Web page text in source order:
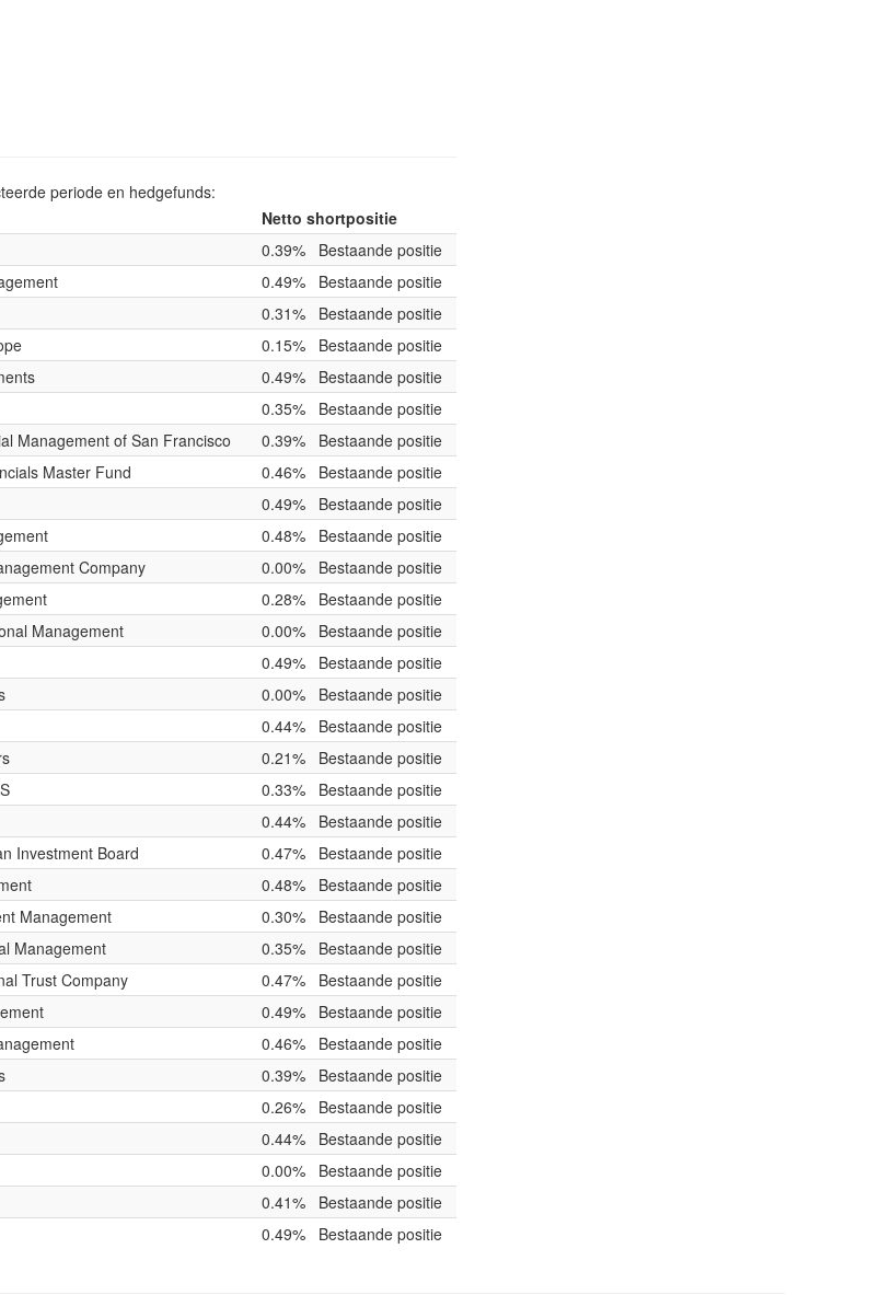
periode en hedgefunds:
Netto shortpositie
0.39%
Bestaande positie
0.49%
Bestaande positie
0.31%
Bestaande positie
0.15%
Bestaande positie
0.49%
Bestaande positie
0.35%
Bestaande positie
Management of San Francisco 0.39%
Bestaande positie
Master Fund 0.46%
Bestaande positie
0.49%
Bestaande positie
0.48%
Bestaande positie
Company 0.00%
Bestaande positie
0.28%
Bestaande positie
Management 0.00%
Bestaande positie
0.49%
Bestaande positie
0.00%
Bestaande positie
0.44%
Bestaande positie
0.21%
Bestaande positie
0.33%
Bestaande positie
0.44%
Bestaande positie
Investment Board 0.47%
Bestaande positie
0.48%
Bestaande positie
Management 0.30%
Bestaande positie
Management 0.35%
Bestaande positie
Trust Company 0.47%
Bestaande positie
0.49%
Bestaande positie
0.46%
Bestaande positie
0.39%
Bestaande positie
0.26%
Bestaande positie
0.44%
Bestaande positie
0.00%
Bestaande positie
0.41%
Bestaande positie
0.49% Bestaande positie